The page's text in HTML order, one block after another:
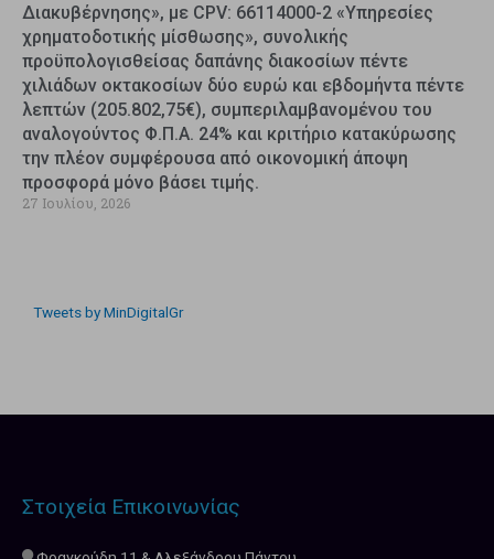
Διακυβέρνησης», με CPV: 66114000-2 «Υπηρεσίες
χρηματοδοτικής μίσθωσης», συνολικής
προϋπολογισθείσας δαπάνης διακοσίων πέντε
χιλιάδων οκτακοσίων δύο ευρώ και εβδομήντα πέντε
λεπτών (205.802,75€), συμπεριλαμβανομένου του
αναλογούντος Φ.Π.Α. 24% και κριτήριο κατακύρωσης
την πλέον συμφέρουσα από οικονομική άποψη
προσφορά μόνο βάσει τιμής.
27 Ιουλίου, 2026
Tweets by MinDigitalGr
Στοιχεία Επικοινωνίας